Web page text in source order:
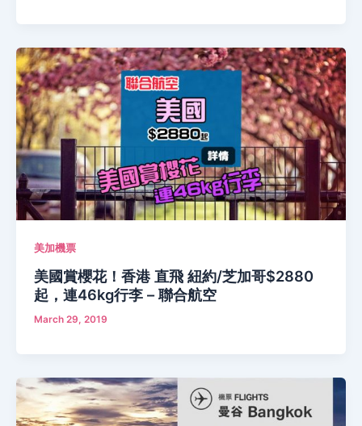
美加機票
美國賞櫻花！香港 直飛 紐約/芝加哥$2880
起，連46kg行李 – 聯合航空
March 29, 2019